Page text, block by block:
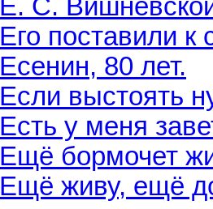
Е. С.
Его поставили к
Есенин, 80 лет.
Если выстоять
Есть у меня
Ещё бормочет
Ещё живу, ещё